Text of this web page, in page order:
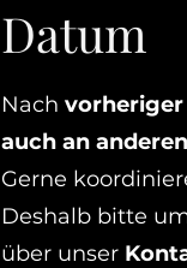
Datum
Nach vorheriger
auch an
Gerne
Deshalb bitte
über unser